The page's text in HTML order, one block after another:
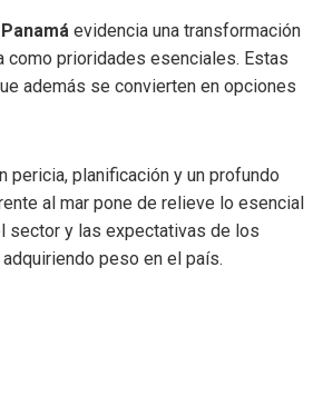
evidencia una transformación
como prioridades esenciales. Estas
además se convierten en opciones
pericia, planificación y un profundo
al mar pone de relieve lo esencial
sector y las expectativas de los
peso en el país.